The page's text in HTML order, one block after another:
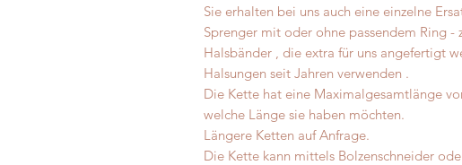
Sie erhalten bei uns auch eine einzelne
Sprenger mit oder ohne passendem Ring -
Halsbänder , die extra für uns angefertigt
Halsungen seit Jahren verwenden .
Die Kette hat eine Maximalgesamtlänge
welche Länge sie haben möchten.
Längere Ketten auf Anfrage.
Die Kette kann mittels Bolzenschneider